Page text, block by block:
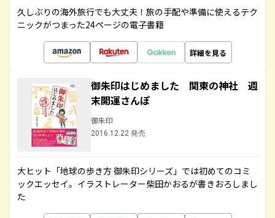
久しぶりの海外旅行でも大丈夫！旅の手配や準備に使えるテク
ニックがつまった24ページの電子書籍
詳細を見る
御朱印はじめました 関東の神社 週
末開運さんぽ
御朱印
2016.12.22 発売
大ヒット「地球の歩き方 御朱印シリーズ」では初めてのコミ
ックエッセイ。イラストレーター柴田かおるが書きおろしまし
た